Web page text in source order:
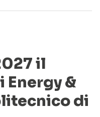
il
&
di